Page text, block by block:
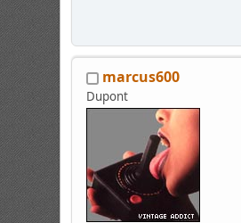
marcus600
Dupont